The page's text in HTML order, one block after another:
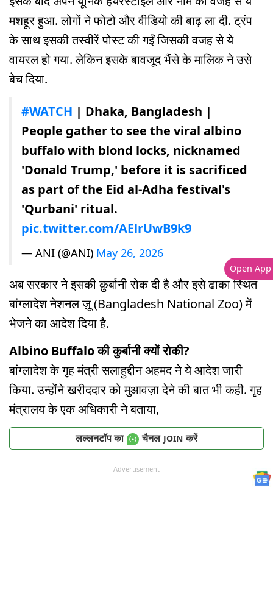
मशहूर हुआ. लोगों ने फोटो और वीडियो की बाढ़ ला दी. ट्रंप
के साथ इसकी तस्वीरें पोस्ट की गईं जिसकी वजह से ये
वायरल हो गया. लेकिन इसके बावजूद भैंसे के मालिक ने उसे
बेच दिया.
#WATCH | Dhaka, Bangladesh |
People gather to see the viral albino
buffalo with blond locks, nicknamed
'Donald Trump,' before it is sacrificed
as part of the Eid al-Adha festival's
'Qurbani' ritual.
pic.twitter.com/AElrUwB9k9
— ANI (@ANI) May 26, 2026
अब सरकार ने इसकी क़ुर्बानी रोक दी है और इसे ढाका स्थित
बांग्लादेश नेशनल ज़ू (Bangladesh National Zoo) में
भेजने का आदेश दिया है.
Albino Buffalo की कुर्बानी क्यों रोकी?
बांग्लादेश के गृह मंत्री सलाहुद्दीन अहमद ने ये आदेश जारी
किया. उन्होंने खरीददार को मुआवज़ा देने की बात भी कही. गृह
मंत्रालय के एक अधिकारी ने बताया,
लल्लनटॉप का चैनल JOIN करें
Advertisement
Open App